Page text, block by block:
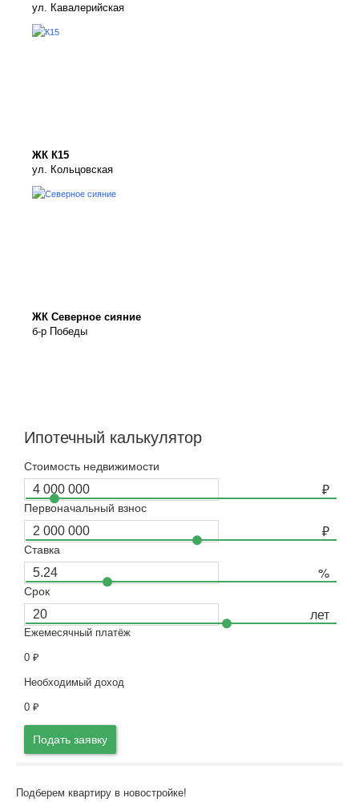
ул. Кавалерийская
ЖК К15
ул. Кольцовская
ЖК Северное сияние
б-р Победы
Ипотечный калькулятор
Стоимость недвижимости
Первоначальный взнос
Ставка
Срок
Ежемесячный платёж
0 ₽
Необходимый доход
0 ₽
Подать заявку
Подберем квартиру в новостройке!